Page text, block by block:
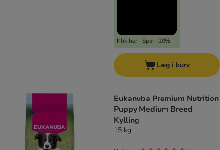
Klik her - Spar -10%
Læg i kurv
Eukanuba Premium Nutrition
Puppy Medium Breed
Kylling
15 kg